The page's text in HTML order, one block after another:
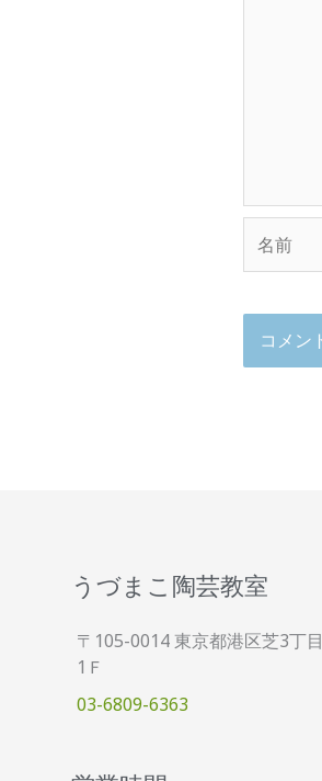
前
うづまこ陶芸教室
〒105-0014 東京都港区芝3丁
1Ｆ
03-6809-6363